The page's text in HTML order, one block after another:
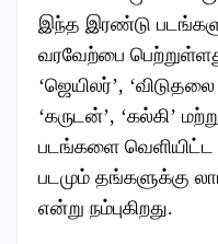
இந்த இரண்டு
வரவேற்பை
‘ஜெயிலர்’, ‘விடுதலை
‘கருடன்’, ‘கல்கி’
படங்களை வெளியிட்ட
படமும் தங்களுக்கு
என்று நம்புகிறது.